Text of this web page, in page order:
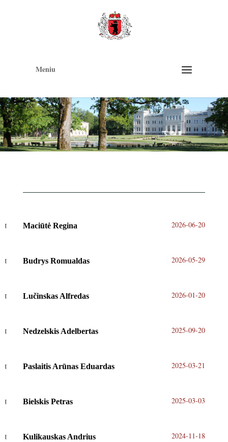
Meniu
Maciūtė Regina 2026-06-20
Budrys Romualdas 2026-05-29
Lučinskas Alfredas 2026-01-20
Nedzelskis Adelbertas 2025-09-20
Paslaitis Arūnas Eduardas 2025-03-21
Bielskis Petras 2025-03-03
Kulikauskas Andrius 2024-11-18